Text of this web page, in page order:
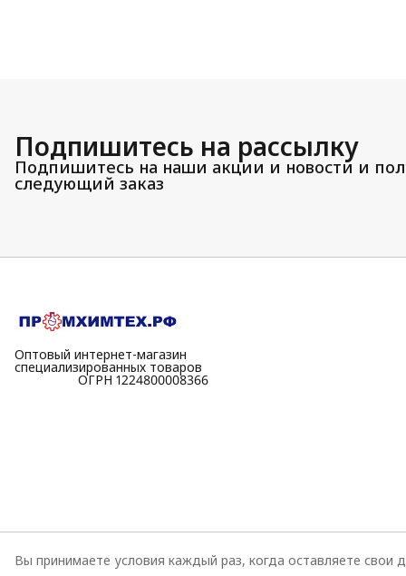
Подпишитесь на рассылку
Подпишитесь на наши акции и новости и
следующий заказ
Оптовый интернет-магазин
специализированных товаров
⠀⠀⠀⠀⠀⠀⠀ОГРН 1224800008366
Вы принимаете условия каждый раз, когда оставляете